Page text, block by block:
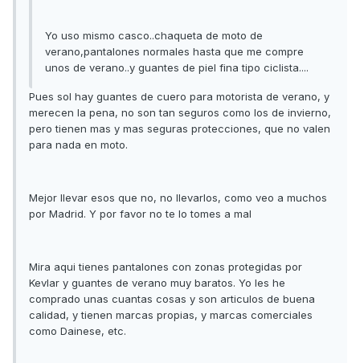
Yo uso mismo casco..chaqueta de moto de
verano,pantalones normales hasta que me compre
unos de verano..y guantes de piel fina tipo ciclista....
Pues sol hay guantes de cuero para motorista de verano, y
merecen la pena, no son tan seguros como los de invierno,
pero tienen mas y mas seguras protecciones, que no valen
para nada en moto.
Mejor llevar esos que no, no llevarlos, como veo a muchos
por Madrid. Y por favor no te lo tomes a mal
Mira aqui tienes pantalones con zonas protegidas por
Kevlar y guantes de verano muy baratos. Yo les he
comprado unas cuantas cosas y son articulos de buena
calidad, y tienen marcas propias, y marcas comerciales
como Dainese, etc.